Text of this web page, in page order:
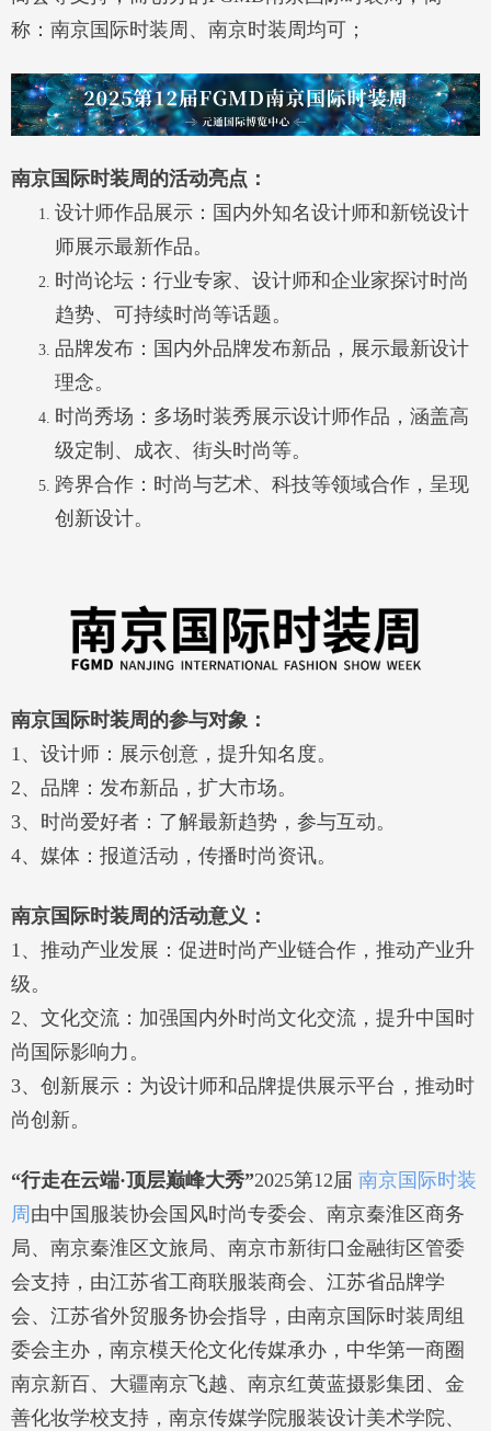
称：南京国际时装周、南京时装周均可；
南京国际时装周的活动亮点 ：
设计师作品展示：国内外知名设计师和新锐设计
师展示最新作品。
时尚论坛：行业专家、设计师和企业家探讨时尚
趋势、可持续时尚等话题。
品牌发布：国内外品牌发布新品，展示最新设计
理念。
时尚秀场：多场时装秀展示设计师作品，涵盖高
级定制、成衣、街头时尚等。
跨界合作：时尚与艺术、科技等领域合作，呈现
创新设计。
南京国际时装周的参与对象 ：
1、设计师：展示创意，提升知名度。
2、品牌：发布新品，扩大市场。
3、时尚爱好者：了解最新趋势，参与互动。
4、媒体：报道活动，传播时尚资讯。
南京国际时装周的活动意义 ：
1、推动产业发展：促进时尚产业链合作，推动产业升
级。
2、文化交流：加强国内外时尚文化交流，提升中国时
尚国际影响力。
3、创新展示：为设计师和品牌提供展示平台，推动时
尚创新。
“行走在云端·顶层巅峰大秀”2025第12届 南京国际时装
周 由中国服装协会国风时尚专委会、南京秦淮区商务
局、南京秦淮区文旅局、南京市新街口金融街区管委
会支持，由江苏省工商联服装商会、江苏省品牌学
会、江苏省外贸服务协会指导，由南京国际时装周组
委会主办，南京模天伦文化传媒承办，中华第一商圈
南京新百、大疆南京飞越、南京红黄蓝摄影集团、金
善化妆学校支持，南京传媒学院服装设计美术学院、